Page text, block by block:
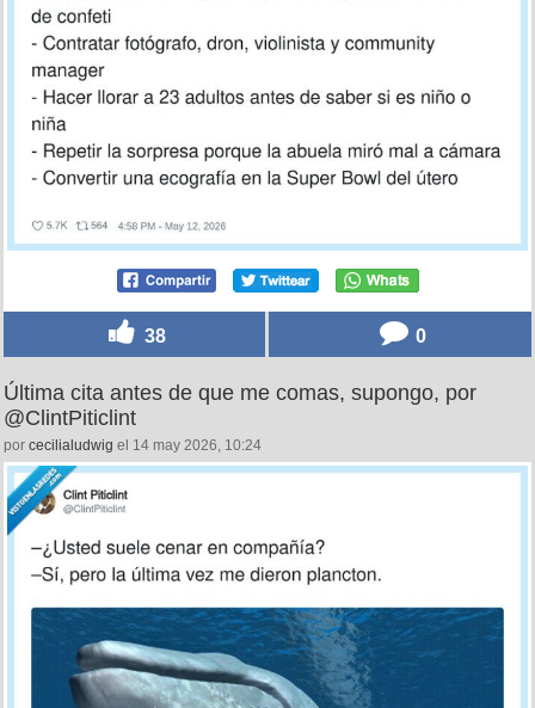
38 0
Última cita antes de que me comas, supongo, por
@ClintPiticlint
por cecilialudwig el 14 may 2026, 10:24